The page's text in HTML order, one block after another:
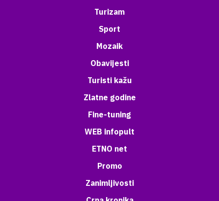
Turizam
Sport
Mozaik
Obavijesti
Turisti kažu
Zlatne godine
Fine-tuning
WEB infopult
ETNO net
Promo
Zanimljivosti